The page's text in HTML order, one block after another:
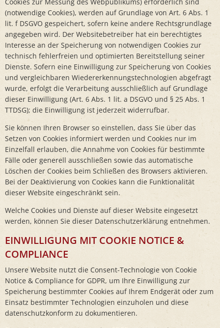
(notwendige Cookies), werden auf Grundlage von Art. 6 Abs. 1
lit. f DSGVO gespeichert, sofern keine andere Rechtsgrundlage
angegeben wird. Der Websitebetreiber hat ein berechtigtes
Interesse an der Speicherung von notwendigen Cookies zur
technisch fehlerfreien und optimierten Bereitstellung seiner
Dienste. Sofern eine Einwilligung zur Speicherung von Cookies
und vergleichbaren Wiedererkennungstechnologien abgefragt
wurde, erfolgt die Verarbeitung ausschließlich auf Grundlage
dieser Einwilligung (Art. 6 Abs. 1 lit. a DSGVO und § 25 Abs. 1
TTDSG); die Einwilligung ist jederzeit widerrufbar.
Sie können Ihren Browser so einstellen, dass Sie über das
Setzen von Cookies informiert werden und Cookies nur im
Einzelfall erlauben, die Annahme von Cookies für bestimmte
Fälle oder generell ausschließen sowie das automatische
Löschen der Cookies beim Schließen des Browsers aktivieren.
Bei der Deaktivierung von Cookies kann die Funktionalität
dieser Website eingeschränkt sein.
Welche Cookies und Dienste auf dieser Website eingesetzt
werden, können Sie dieser Datenschutzerklärung entnehmen.
EINWILLIGUNG MIT COOKIE NOTICE &
COMPLIANCE
Unsere Website nutzt die Consent-Technologie von Cookie
Notice & Compliance for GDPR, um Ihre Einwilligung zur
Speicherung bestimmter Cookies auf Ihrem Endgerät oder zum
Einsatz bestimmter Technologien einzuholen und diese
datenschutzkonform zu dokumentieren.